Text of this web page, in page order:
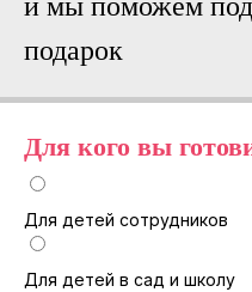
и мы поможем
подарок
Для кого вы
Для детей сотрудников
Для детей в сад и школу